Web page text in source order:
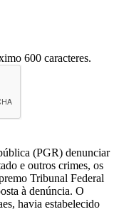
600 caracteres.
(PGR) denunciar
e outros crimes, os
Tribunal Federal
à denúncia. O
havia estabelecido